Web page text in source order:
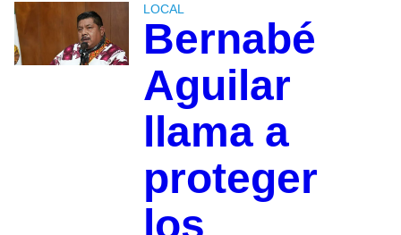
LOCAL
Bernabé
Aguilar
llama a
proteger
los